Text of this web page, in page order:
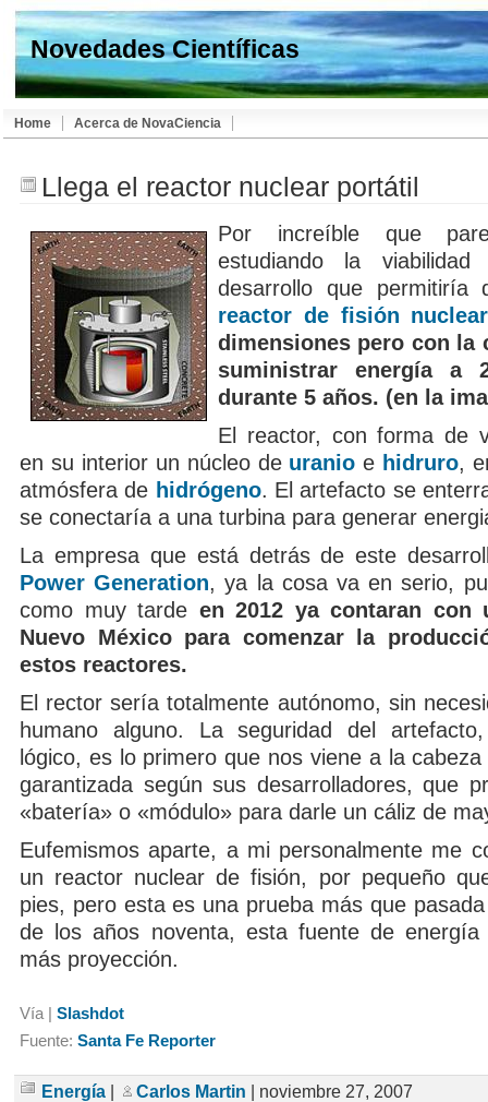
Novedades Científicas
Home Acerca de NovaCiencia
Llega el reactor nuclear portátil
Por increíble que
estudiando la
desarrollo que permitiría
reactor de fisión nuclear
dimensiones pero con la
suministrar energía a
durante 5 años. (en la
El reactor, con forma de
en su interior un núcleo de uranio e hidruro,
atmósfera de hidrógeno. El artefacto se
se conectaría a una turbina para generar
La empresa que está detrás de este
Power Generation, ya la cosa va en serio,
como muy tarde en 2012 ya contaran con
Nuevo México para comenzar la
estos reactores.
El rector sería totalmente autónomo, sin
humano alguno. La seguridad del
lógico, es lo primero que nos viene a la
garantizada según sus desarrolladores, que
«batería» o «módulo» para darle un cáliz de
Eufemismos aparte, a mi personalmente me
un reactor nuclear de fisión, por pequeño
pies, pero esta es una prueba más que
de los años noventa, esta fuente de
más proyección.
Vía | Slashdot
Fuente: Santa Fe Reporter
Energía Carlos Martin | noviembre 27, 2007